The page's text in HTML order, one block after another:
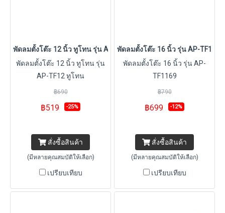
พัดลมตั้งโต๊ะ 12 นิ้ว ทูโทน รุ่น AP-TF12 ทูโทน
พัดลมตั้งโต๊ะ 12 นิ้ว ทูโทน รุ่น
AP-TF12 ทูโทน
฿690
฿519 -25%
สั่งซื้อสินค้า
(มีหลายคุณสมบัติให้เลือก)
เปรียบเทียบ
พัดลมตั้งโต๊ะ 16 นิ้ว รุ่น AP-TF1169
พัดลมตั้งโต๊ะ 16 นิ้ว รุ่น AP-
TF1169
฿790
฿699 -12%
สั่งซื้อสินค้า
(มีหลายคุณสมบัติให้เลือก)
เปรียบเทียบ